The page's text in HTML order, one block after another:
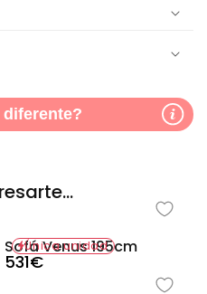
Única unidad
Sofá Venus 195cm
Precio
531€